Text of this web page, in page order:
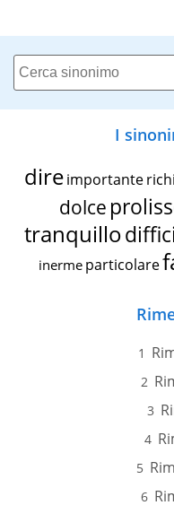
I
dire importante
dolce
tranquillo
inerme particolare